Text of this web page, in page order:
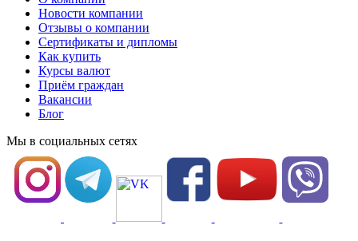
Новости компании
Отзывы о компании
Сертификаты и дипломы
Как купить
Курсы валют
Приём граждан
Вакансии
Блог
Мы в социальных сетях